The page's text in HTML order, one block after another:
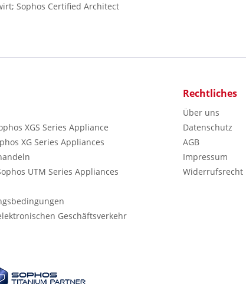
Sophos Certified Architect
XGS Series Appliance
XG Series Appliances
UTM Series Appliances
Geschäftsverkehr
Rechtliches
Über uns
Datenschutz
AGB
Impressum
Widerrufsrecht